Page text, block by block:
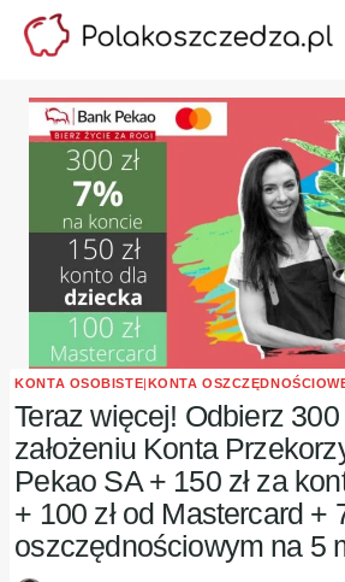
Przejdź
KONTA OSOBISTE|KONTA
Teraz więcej! Odbierz 300
założeniu Konta
Pekao SA + 150 zł za
+ 100 zł od Mastercard +
oszczędnościowym na 5